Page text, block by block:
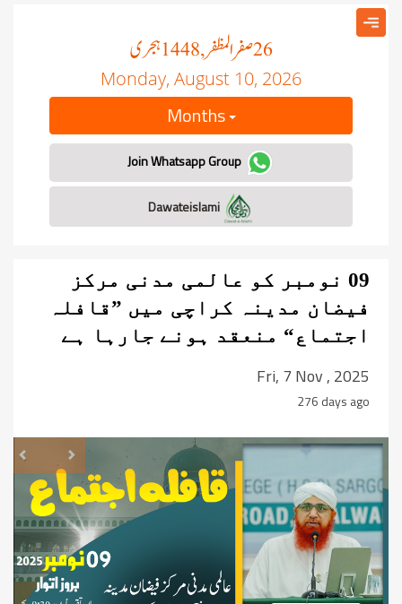
26صفر المظفر, 1448 ہجری
Monday, August 10, 2026
Months
Join Whatsapp Group
09 نومبر کو عالمی مدنی مرکز
فیضان مدینہ کراچی میں ”قافلہ
اجتماع“ منعقد ہونے جارہا ہے
Fri, 7 Nov , 2025
276 days ago